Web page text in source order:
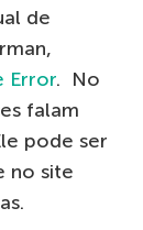
de
Error. No
falam
pode ser
no site